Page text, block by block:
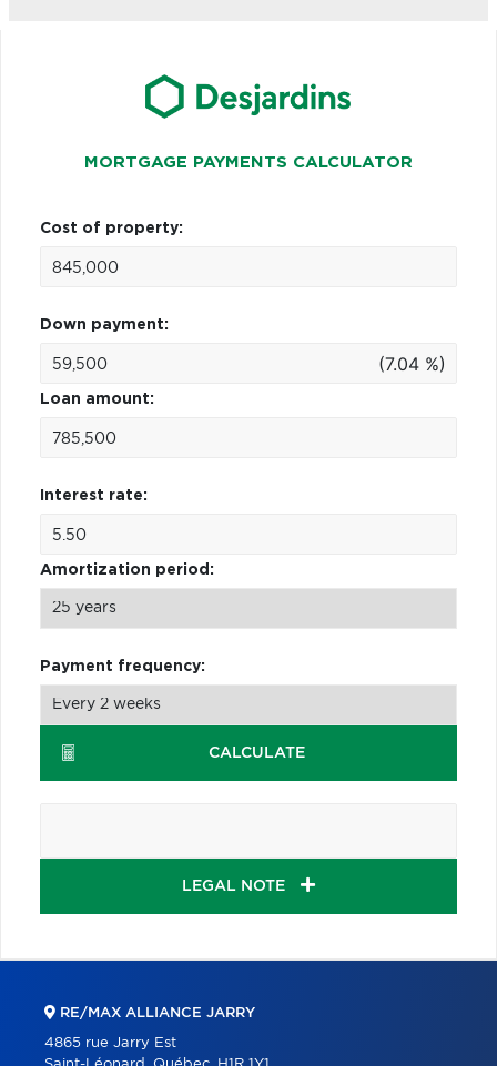
MORTGAGE PAYMENTS CALCULATOR
Cost of property:
Down payment:
(7.04 %)
Loan amount:
Interest rate:
Amortization period:
Payment frequency:
CALCULATE
LEGAL NOTE
RE/MAX ALLIANCE JARRY
4865 rue Jarry Est